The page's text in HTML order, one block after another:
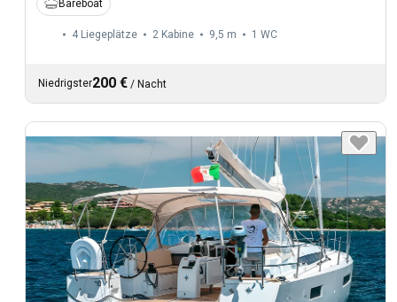
Bareboat
4 Liegeplätze 2 Kabine 9,5 m 1 WC
Niedrigster200 € / Nacht